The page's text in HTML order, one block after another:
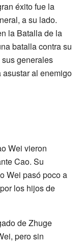
éxito fue la
a su lado.
la Batalla de la
batalla contra su
sus generales
al enemigo
Wei vieron
Cao. Su
Wei pasó poco a
los hijos de
de Zhuge
pero sin